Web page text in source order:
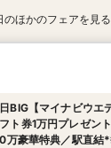
めてでも安心】地
試食*相談会
14:00〜 17:30〜
上150mからの絶景
間*全館ALL見学×シ
14:00〜 17:30〜
のほかのフェアを見る
BIG【マイナビウ
ト券1万円プレゼン
万豪華特典／駅直結